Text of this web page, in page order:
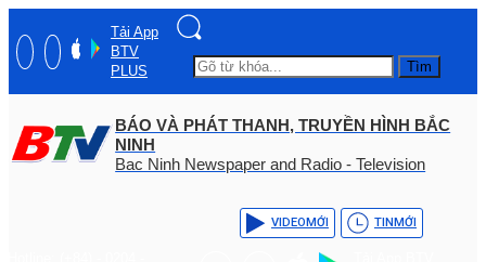
Tải App
BTV
PLUS
Tìm
BÁO VÀ PHÁT THANH, TRUYỀN HÌNH BẮC
NINH
Bac Ninh Newspaper and Radio - Television
VIDEOMỚI TINMỚI